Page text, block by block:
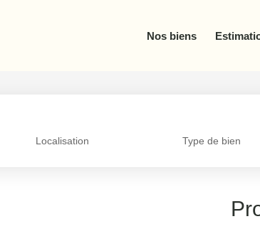
Nos biens Estimation
Localisation Type de bien